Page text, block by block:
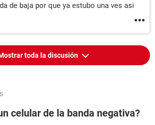
de baja por que ya estubo una ves asi
toda la discusión
celular de la banda negativa?